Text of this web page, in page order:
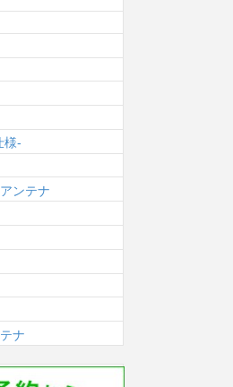
語る...
様-
ンテナ
ナ